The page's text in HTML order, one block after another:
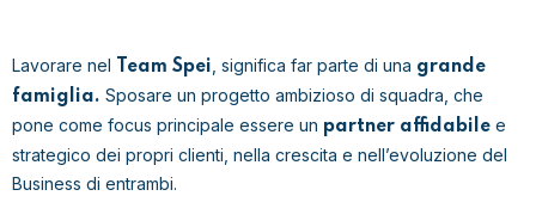
Lavorare nel Team Spei , significa far parte di una grande
famiglia. Sposare un progetto ambizioso di squadra, che
pone come focus principale essere un partner affidabile e
strategico dei propri clienti, nella crescita e nell’evoluzione del
Business di entrambi.